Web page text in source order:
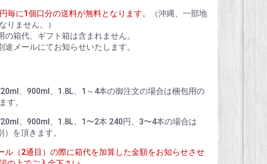
毎に1個口分の送料が無料となります。
（沖縄、一部地
りません。）
箱代、ギフト箱は含まれません。
メールにてお知らせいたします。
、900ml、1.8L、1～4本の御注文の場合は梱包用の
す。
、900ml、1.8L、1〜2本 240円、3〜4本の場合は
を頂きます。
ル（2通目）の際に箱代を加算した金額をお知らせさせ